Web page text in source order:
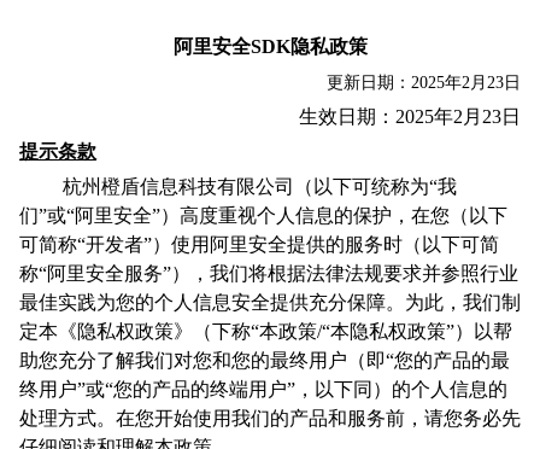
阿里安全SDK隐私政策
更新日期：2025年2月23日
生效日期：2025年2月23日
提示条款
杭州橙盾信息科技有限公司（以下可统称为“我
们”或“阿里安全”）高度重视个人信息的保护，在您（以下
可简称“开发者”）使用阿里安全提供的服务时（以下可简
称“阿里安全服务”），我们将根据法律法规要求并参照行业
最佳实践为您的个人信息安全提供充分保障。为此，我们制
定本《隐私权政策》（下称“本政策/“本隐私权政策”）以帮
助您充分了解我们对您和您的最终用户（即“您的产品的最
终用户”或“您的产品的终端用户”，以下同）的个人信息的
处理方式。在您开始使用我们的产品和服务前，请您务必先